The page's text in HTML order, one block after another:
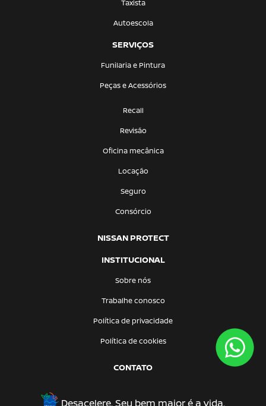
Taxista
Autoescola
SERVIÇOS
Funilaria e Pintura
Peças e Acessórios
Recall
Revisão
Oficina mecânica
Locação
Seguro
Consórcio
NISSAN PROTECT
INSTITUCIONAL
Sobre nós
Trabalhe conosco
Política de privacidade
Política de cookies
CONTATO
Desacelere. Seu bem maior é a vida.